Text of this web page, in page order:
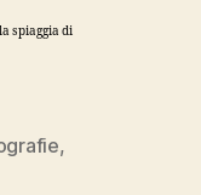
spiaggia di
,